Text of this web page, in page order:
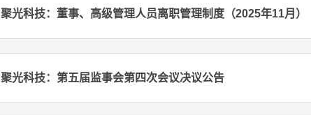
聚光科技：董事、高级管理人员离职管理制度（2025年11月）
聚光科技：第五届监事会第四次会议决议公告